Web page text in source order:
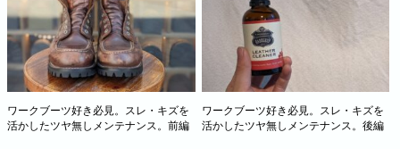
ワークブーツ好き必見。スレ・キズを
活かしたツヤ無しメンテナンス。前編
ワークブーツ好き必見。スレ・キズを
活かしたツヤ無しメンテナンス。後編